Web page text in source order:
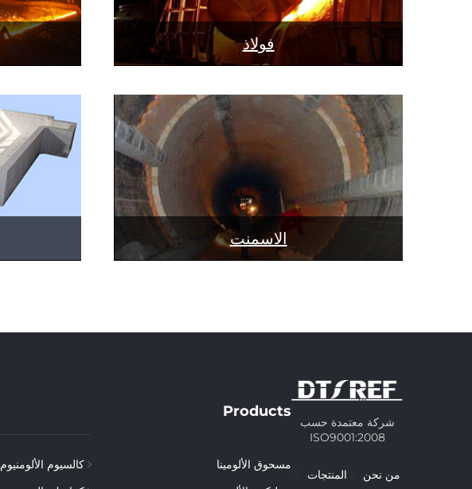
فولاذ
الاسمنت
شركة معتمدة حسب
ISO9001:2008
المنتجات من نحن
Products
مسحوق الألومينا
كالسيوم الألومنيوم